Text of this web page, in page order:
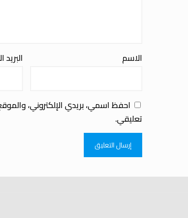
الاسم البريد
احفظ اسمي، بريدي الإلكتروني،
تعليقي.